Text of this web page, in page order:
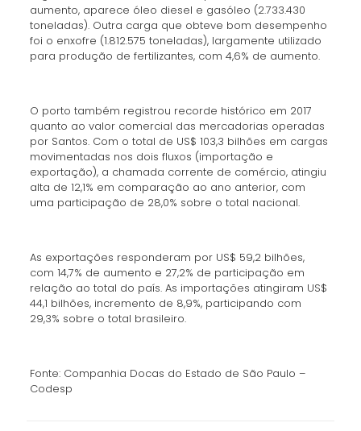
aumento, aparece óleo diesel e gasóleo (2.733.430
toneladas). Outra carga que obteve bom desempenho
foi o enxofre (1.812.575 toneladas), largamente utilizado
para produção de fertilizantes, com 4,6% de aumento.
O porto também registrou recorde histórico em 2017
quanto ao valor comercial das mercadorias operadas
por Santos. Com o total de US$ 103,3 bilhões em cargas
movimentadas nos dois fluxos (importação e
exportação), a chamada corrente de comércio, atingiu
alta de 12,1% em comparação ao ano anterior, com
uma participação de 28,0% sobre o total nacional.
As exportações responderam por US$ 59,2 bilhões,
com 14,7% de aumento e 27,2% de participação em
relação ao total do país. As importações atingiram US$
44,1 bilhões, incremento de 8,9%, participando com
29,3% sobre o total brasileiro.
Fonte: Companhia Docas do Estado de São Paulo –
Codesp